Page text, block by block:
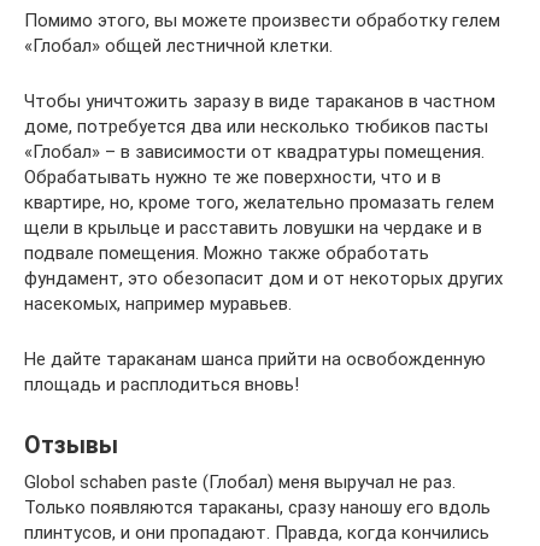
Помимо этого, вы можете произвести обработку гелем
«Глобал» общей лестничной клетки.
Чтобы уничтожить заразу в виде тараканов в частном
доме, потребуется два или несколько тюбиков пасты
«Глобал» – в зависимости от квадратуры помещения.
Обрабатывать нужно те же поверхности, что и в
квартире, но, кроме того, желательно промазать гелем
щели в крыльце и расставить ловушки на чердаке и в
подвале помещения. Можно также обработать
фундамент, это обезопасит дом и от некоторых других
насекомых, например муравьев.
Не дайте тараканам шанса прийти на освобожденную
площадь и расплодиться вновь!
Отзывы
Globol schaben paste (Глобал) меня выручал не раз.
Только появляются тараканы, сразу наношу его вдоль
плинтусов, и они пропадают. Правда, когда кончились